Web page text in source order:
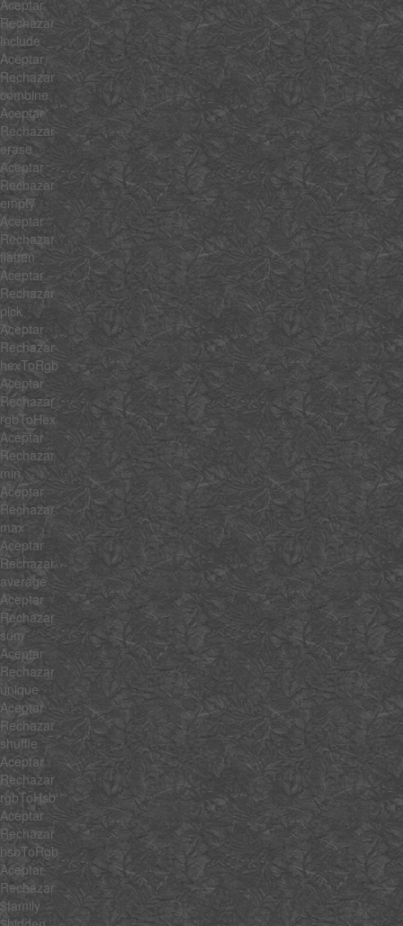
Aceptar
Rechazar
include
Aceptar
Rechazar
combine
Aceptar
Rechazar
erase
Aceptar
Rechazar
empty
Aceptar
Rechazar
flatten
Aceptar
Rechazar
pick
Aceptar
Rechazar
hexToRgb
Aceptar
Rechazar
rgbToHex
Aceptar
Rechazar
min
Aceptar
Rechazar
max
Aceptar
Rechazar
average
Aceptar
Rechazar
sum
Aceptar
Rechazar
unique
Aceptar
Rechazar
shuffle
Aceptar
Rechazar
rgbToHsb
Aceptar
Rechazar
hsbToRgb
Aceptar
Rechazar
$family